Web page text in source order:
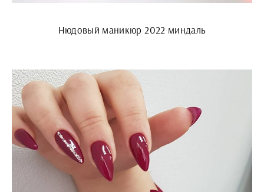
Нюдовый маникюр 2022 миндаль